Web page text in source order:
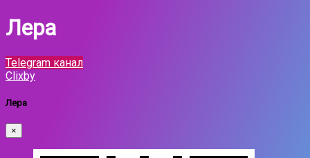
Лера
Telegram канал
Clixby
Лера
×